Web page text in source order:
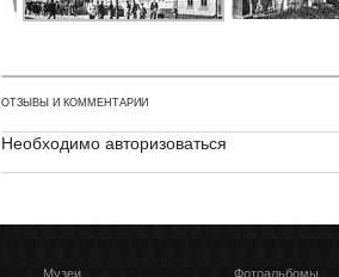
ОТЗЫВЫ И КОММЕНТАРИИ
Необходимо авторизоваться
Музеи Фотоальбомы